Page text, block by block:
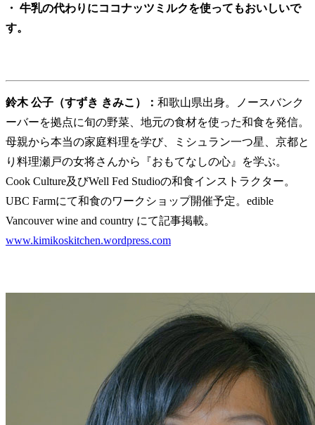
・ 牛乳の代わりにココナッツミルクを使ってもおいしいで
す。
鈴木 公子（すずき きみこ）： 和歌山県出身。ノースバンク
ーバーを拠点に旬の野菜、地元の食材を使った和食を発信。
母親から本当の家庭料理を学び、ミシュラン一つ星、京都と
り料理瀬戸の女将さんから『おもてなしの心』を学ぶ。
Cook Culture及びWell Fed Studioの和食インストラクター。
UBC Farmにて和食のワークショップ開催予定。edible
Vancouver wine and country にて記事掲載。
www.kimikoskitchen.wordpress.com